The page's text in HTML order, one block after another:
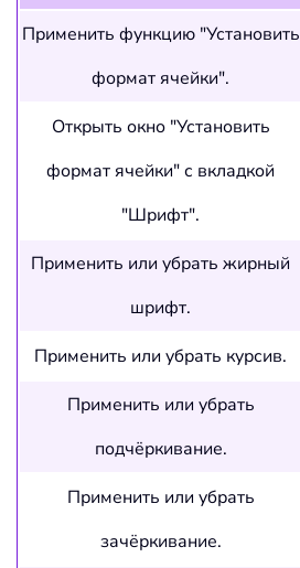
Применить функцию "Установить
формат ячейки".
Открыть окно "Установить
формат ячейки" с вкладкой
"Шрифт".
Применить или убрать жирный
шрифт.
Применить или убрать курсив.
Применить или убрать
подчёркивание.
Применить или убрать
зачёркивание.